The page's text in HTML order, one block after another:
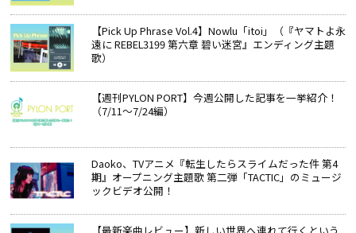
【Pick Up Phrase Vol.4】Nowlu「itoi」（『ヤマトよ永
遠に REBEL3199 第六章 碧い迷宮』エンディング主題
歌）
【週刊PYLON PORT】今週公開した記事を一挙紹介！
（7/11～7/24編）
Daoko、TVアニメ『転生したらスライムだった件 第4
期』オープニング主題歌 第二弾「TACTIC」のミュージ
ックビデオ公開！